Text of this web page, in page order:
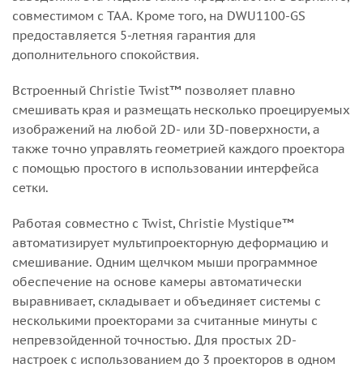
совместимом с TAA. Кроме того, на DWU1100-GS
предоставляется 5-летняя гарантия для
дополнительного спокойствия.
Встроенный Christie Twist™ позволяет плавно
смешивать края и размещать несколько проецируемых
изображений на любой 2D- или 3D-поверхности, а
также точно управлять геометрией каждого проектора
с помощью простого в использовании интерфейса
сетки.
Работая совместно с Twist, Christie Mystique™
автоматизирует мультипроекторную деформацию и
смешивание. Одним щелчком мыши программное
обеспечение на основе камеры автоматически
выравнивает, складывает и объединяет системы с
несколькими проекторами за считанные минуты с
непревзойденной точностью. Для простых 2D-
настроек с использованием до 3 проекторов в одном